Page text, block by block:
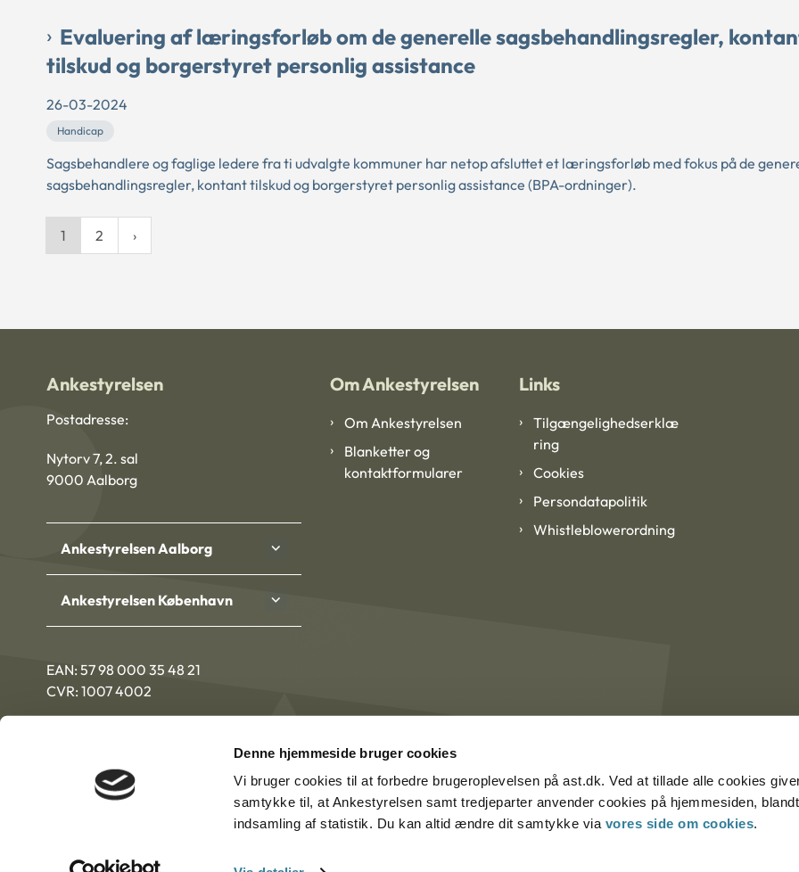
Denne hjemmeside bruger cookies
Vi bruger cookies til at forbedre brugeroplevelsen på ast.dk. Ved at tillade alle cookies
samtykke til, at Ankestyrelsen samt tredjeparter anvender cookies på hjemmesiden,
indsamling af statistik. Du kan altid ændre dit samtykke via vores side om cookies.
Evaluering af læringsforløb om de generelle sagsbehandlingsregler,
tilskud og borgerstyret personlig assistance
26-03-2024
Handicap
Sagsbehandlere og faglige ledere fra ti udvalgte kommuner har netop afsluttet et læringsforløb med fokus på de
sagsbehandlingsregler, kontant tilskud og borgerstyret personlig assistance (BPA-ordninger).
1 2
Ankestyrelsen
Postadresse:
Nytorv 7, 2. sal
9000 Aalborg
Ankestyrelsen Aalborg
Ankestyrelsen København
EAN: 57 98 000 35 48 21
CVR: 1007 4002
Om Ankestyrelsen
Om Ankestyrelsen
Blanketter og
kontaktformularer
Links
Tilgængelighedserklæ
ring
Cookies
Persondatapolitik
Whistleblowerordning